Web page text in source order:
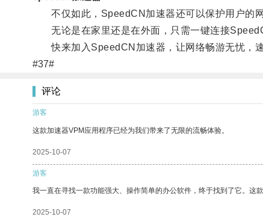
不仅如此，SpeedCN加速器还可以保护用户的网
无论是在家里还是在外面，只需一键连接
快来加入SpeedCN加速器，让网络畅游无忧，速
#37#
评论
游客
这款加速器VPM应用程序已经为我们带来了无限的流畅体验。
2025-10-07
游客
我一直在寻找一款功能强大、操作简单的办公软件，终于找到了它。这
2025-10-07